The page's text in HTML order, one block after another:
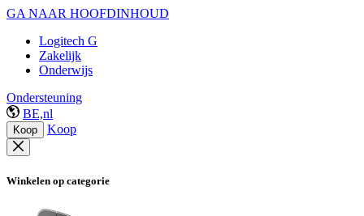
GA NAAR HOOFDINHOUD
Logitech G
Zakelijk
Onderwijs
Ondersteuning
BE,nl
Koop Koop
Winkelen op categorie